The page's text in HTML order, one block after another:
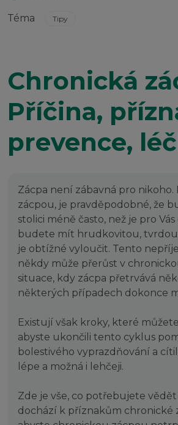
Téma Tipy
Chronická
Příčina,
prevence,
Zácpa není zábavná pro
zácpou, je pravděpodobné, že
stolici méně často, než je pro
budete mít hrudkovitou, tvrdou
je obtížné vyloučit. Tento
někdy může přerůst v
situace, kdy zácpa přetrvává
některých případech dokonce
Existují však kroky, které
abyste ukončili tento cyklus
bolestivého vyprazdňování a
lépe a možná i lehčeji.
Zde je vše, co potřebujete
dochází k příznakům chronické